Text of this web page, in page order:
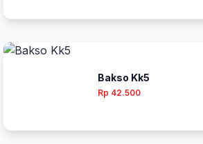
Bakso Kk5
Rp 42.500